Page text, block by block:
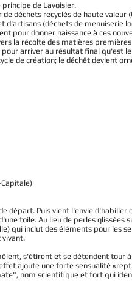
de Lavoisier.
déchets recyclés de haute valeur
(déchets de menuiserie
pour donner naissance à ces
la récolte des matières
arriver au résultat final qu'est
de création; le déchêt devient
départ. Puis vient l'envie d'habiller
toile. Au lieu de perles glissées
qui inclut des éléments pour les
vivant.
s'étirent et se détendent tour
ajoute une forte sensualité
nom scientifique et fort qui